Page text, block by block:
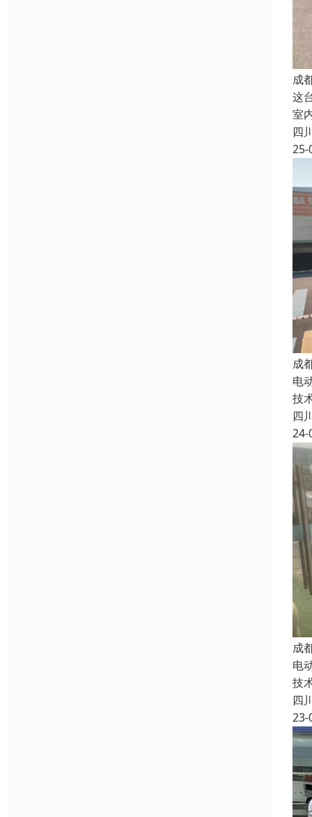
成
这
室
四
25-
成
电
技
四
24-
成
电
技
四
23-